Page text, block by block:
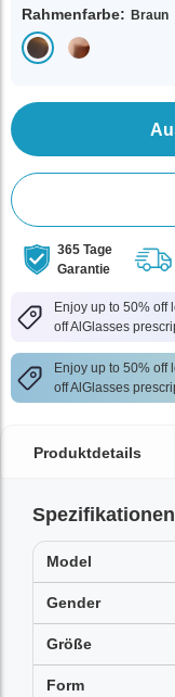
Rahmenfarbe: Braun
365 Tage
Garantie
Enjoy up to 50% off
off AlGlasses
Enjoy up to 50% off
off AlGlasses
Produktdetails
Spezifikationen
Model
Gender
Größe
Form